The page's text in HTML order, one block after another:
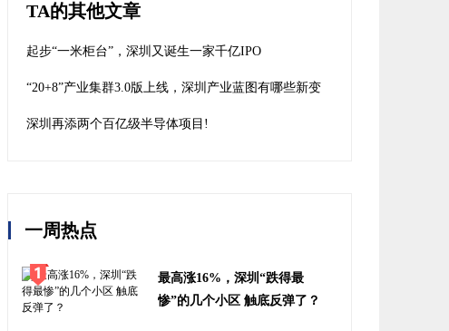
TA的其他文章
起步“一米柜台”，深圳又诞生一家千亿IPO
“20+8”产业集群3.0版上线，深圳产业蓝图有哪些新变
化？
深圳再添两个百亿级半导体项目!
一周热点
最高涨16%，深圳“跌得最
惨”的几个小区 触底反弹了？